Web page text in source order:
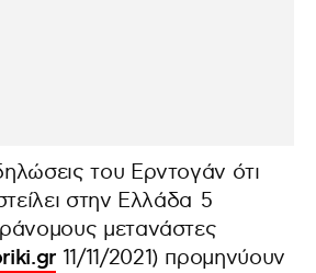
του Ερντογάν ότι
στην Ελλάδα 5
μετανάστες
11/11/2021) προμηνύουν